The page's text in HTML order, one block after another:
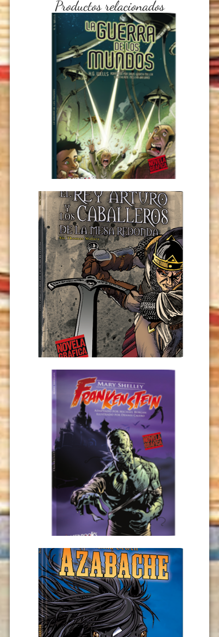
Productos relacionados
LA GUERRA DE LOS MUNDOS
USD9,00
LEER MÁS
EL REY ARTURO Y LOS CABALLEROS
DE LA MESA REDONDA
USD9,00
LEER MÁS
FRANKENSTEIN
USD9,00
AÑADIR AL CARRITO